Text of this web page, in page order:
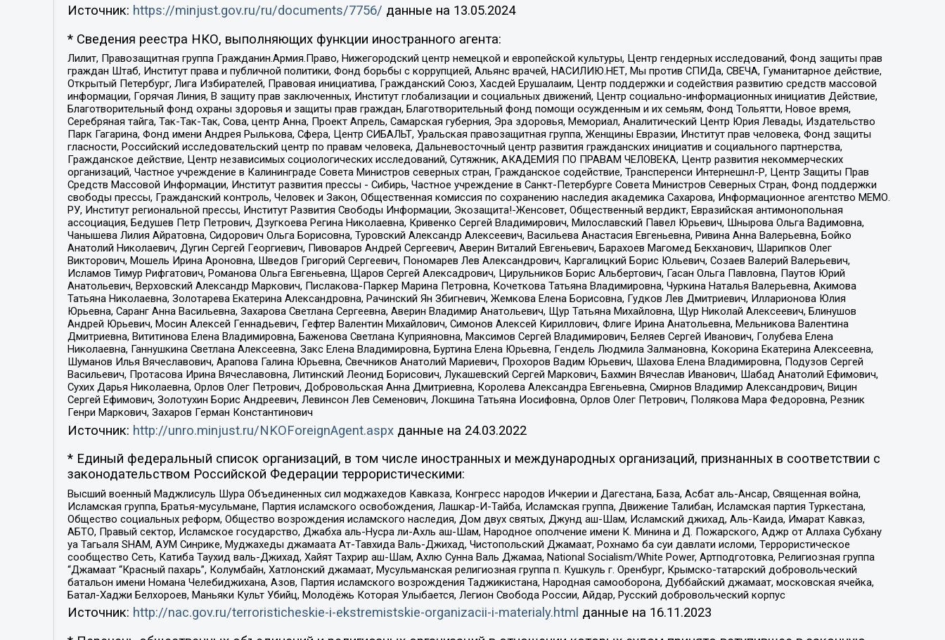
Источник: https://minjust.gov.ru/ru/documents/7756/ данные на 13.05.2024
* Сведения реестра НКО, выполняющих функции иностранного агента:
Лилит, Правозащитная группа Гражданин.Армия.Право, Нижегородский центр немецкой и европейской культуры, Центр гендерных исследований, Фонд защиты прав
граждан Штаб, Институт права и публичной политики, Фонд борьбы с коррупцией, Альянс врачей, НАСИЛИЮ.НЕТ, Мы против СПИДа, СВЕЧА, Гуманитарное действие,
Открытый Петербург, Лига Избирателей, Правовая инициатива, Гражданский Союз, Хасдей Ерушалаим, Центр поддержки и содействия развитию средств массовой
информации, Горячая Линия, В защиту прав заключенных, Институт глобализации и социальных движений, Центр социально-информационных инициатив Действие,
Благотворительный фонд охраны здоровья и защиты прав граждан, Благотворительный фонд помощи осужденным и их семьям, Фонд Тольятти, Новое время,
Серебряная тайга, Так-Так-Так, Сова, центр Анна, Проект Апрель, Самарская губерния, Эра здоровья, Мемориал, Аналитический Центр Юрия Левады, Издательство
Парк Гагарина, Фонд имени Андрея Рылькова, Сфера, Центр СИБАЛЬТ, Уральская правозащитная группа, Женщины Евразии, Институт прав человека, Фонд защиты
гласности, Российский исследовательский центр по правам человека, Дальневосточный центр развития гражданских инициатив и социального партнерства,
Гражданское действие, Центр независимых социологических исследований, Сутяжник, АКАДЕМИЯ ПО ПРАВАМ ЧЕЛОВЕКА, Центр развития некоммерческих
организаций, Частное учреждение в Калининграде Совета Министров северных стран, Гражданское содействие, Трансперенси Интернешнл-Р, Центр Защиты Прав
Средств Массовой Информации, Институт развития прессы - Сибирь, Частное учреждение в Санкт-Петербурге Совета Министров Северных Стран, Фонд поддержки
свободы прессы, Гражданский контроль, Человек и Закон, Общественная комиссия по сохранению наследия академика Сахарова, Информационное агентство МЕМО.
РУ, Институт региональной прессы, Институт Развития Свободы Информации, Экозащита!-Женсовет, Общественный вердикт, Евразийская антимонопольная
ассоциация, Бедушев Петр Петрович, Дзугкоева Регина Николаевна, Кривенко Сергей Владимирович, Милославский Павел Юрьевич, Шнырова Ольга Вадимовна,
Чанышева Лилия Айратовна, Сидорович Ольга Борисовна, Туровский Александр Алексеевич, Васильева Анастасия Евгеньевна, Ривина Анна Валерьевна, Бойко
Анатолий Николаевич, Дугин Сергей Георгиевич, Пивоваров Андрей Сергеевич, Аверин Виталий Евгеньевич, Барахоев Магомед Бекханович, Шарипков Олег
Викторович, Мошель Ирина Ароновна, Шведов Григорий Сергеевич, Пономарев Лев Александрович, Каргалицкий Борис Юльевич, Созаев Валерий Валерьевич,
Исламов Тимур Рифгатович, Романова Ольга Евгеньевна, Щаров Сергей Алексадрович, Цирульников Борис Альбертович, Гасан Ольга Павловна, Паутов Юрий
Анатольевич, Верховский Александр Маркович, Пислакова-Паркер Марина Петровна, Кочеткова Татьяна Владимировна, Чуркина Наталья Валерьевна, Акимова
Татьяна Николаевна, Золотарева Екатерина Александровна, Рачинский Ян Збигневич, Жемкова Елена Борисовна, Гудков Лев Дмитриевич, Илларионова Юлия
Юрьевна, Саранг Анна Васильевна, Захарова Светлана Сергеевна, Аверин Владимир Анатольевич, Щур Татьяна Михайловна, Щур Николай Алексеевич, Блинушов
Андрей Юрьевич, Мосин Алексей Геннадьевич, Гефтер Валентин Михайлович, Симонов Алексей Кириллович, Флиге Ирина Анатольевна, Мельникова Валентина
Дмитриевна, Вититинова Елена Владимировна, Баженова Светлана Куприяновна, Максимов Сергей Владимирович, Беляев Сергей Иванович, Голубева Елена
Николаевна, Ганнушкина Светлана Алексеевна, Закс Елена Владимировна, Буртина Елена Юрьевна, Гендель Людмила Залмановна, Кокорина Екатерина Алексеевна,
Шуманов Илья Вячеславович, Арапова Галина Юрьевна, Свечников Анатолий Мариевич, Прохоров Вадим Юрьевич, Шахова Елена Владимировна, Подузов Сергей
Васильевич, Протасова Ирина Вячеславовна, Литинский Леонид Борисович, Лукашевский Сергей Маркович, Бахмин Вячеслав Иванович, Шабад Анатолий Ефимович,
Сухих Дарья Николаевна, Орлов Олег Петрович, Добровольская Анна Дмитриевна, Королева Александра Евгеньевна, Смирнов Владимир Александрович, Вицин
Сергей Ефимович, Золотухин Борис Андреевич, Левинсон Лев Семенович, Локшина Татьяна Иосифовна, Орлов Олег Петрович, Полякова Мара Федоровна, Резник
Генри Маркович, Захаров Герман Константинович
Источник: http://unro.minjust.ru/NKOForeignAgent.aspxданные на 24.03.2022
* Единый федеральный список организаций, в том числе иностранных и международных организаций, признанных в соответствии с
законодательством Российской Федерации террористическими:
Высший военный Маджлисуль Шура Объединенных сил моджахедов Кавказа, Конгресс народов Ичкерии и Дагестана, База, Асбат аль-Ансар, Священная война,
Исламская группа, Братья-мусульмане, Партия исламского освобождения, Лашкар-И-Тайба, Исламская группа, Движение Талибан, Исламская партия Туркестана,
Общество социальных реформ, Общество возрождения исламского наследия, Дом двух святых, Джунд аш-Шам, Исламский джихад, Аль-Каида, Имарат Кавказ,
АБТО, Правый сектор, Исламское государство, Джабха аль-Нусра ли-Ахль аш-Шам, Народное ополчение имени К. Минина и Д. Пожарского, Аджр от Аллаха Субхану
уа Тагьаля SHAM, АУМ Синрике, Муджахеды джамаата Ат-Тавхида Валь-Джихад, Чистопольский Джамаат, Рохнамо ба суи давлати исломи, Террористическое
сообщество Сеть, Катиба Таухид валь-Джихад, Хайят Тахрир аш-Шам, Ахлю Сунна Валь Джамаа, National Socialism/White Power, Артподготовка, Религиозная группа
“Джамаат “Красный пахарь”, Колумбайн, Хатлонский джамаат, Мусульманская религиозная группа п. Кушкуль г. Оренбург, Крымско-татарский добровольческий
батальон имени Номана Челебиджихана, Азов, Партия исламского возрождения Таджикистана, Народная самооборона, Дуббайский джамаат, московская ячейка,
Батал-Хаджи Белхороев, Маньяки Культ Убийц, Молодёжь Которая Улыбается, Легион Свобода России, Айдар, Русский добровольческий корпус
Источник: http://nac.gov.ru/terroristicheskie-i-ekstremistskie-organizacii-i-materialy.html данные на 16.11.2023